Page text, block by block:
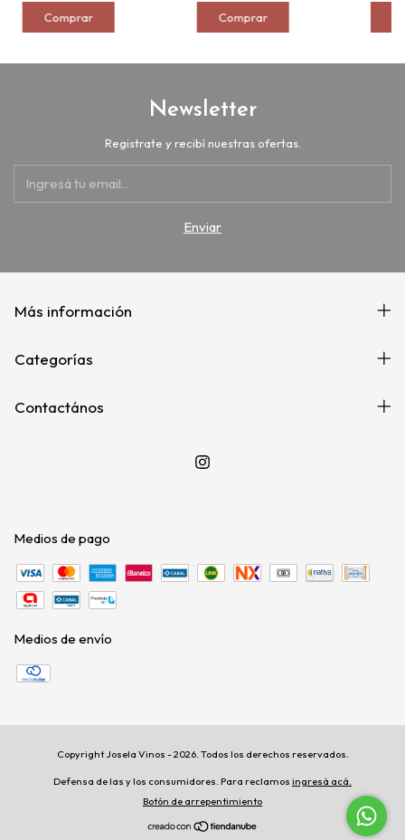
Newsletter
Registrate y recibí nuestras ofertas.
Más información
Categorías
Contactános
Medios de pago
Medios de envío
Copyright Josela Vinos - 2026. Todos los derechos reservados.
Defensa de las y los consumidores. Para reclamos ingresá acá.
Botón de arrepentimiento